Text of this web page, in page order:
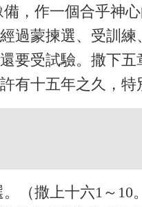
，作一個合乎神
過蒙揀選、受訓
要受試驗。撒下
有十五年之久，
（撒上十六1～